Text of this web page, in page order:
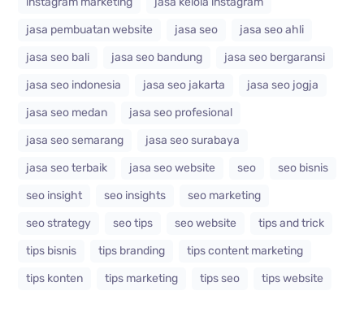
jasa pembuatan website
jasa seo
jasa seo ahli
jasa seo bali
jasa seo bandung
jasa seo bergaransi
jasa seo indonesia
jasa seo jakarta
jasa seo jogja
jasa seo medan
jasa seo profesional
jasa seo semarang
jasa seo surabaya
jasa seo terbaik
jasa seo website seo
seo bisnis
seo insight
seo insights
seo marketing
seo strategy
seo tips seo website
tips and trick
tips bisnis
tips branding
tips content marketing
tips konten
tips marketing tips seo tips website